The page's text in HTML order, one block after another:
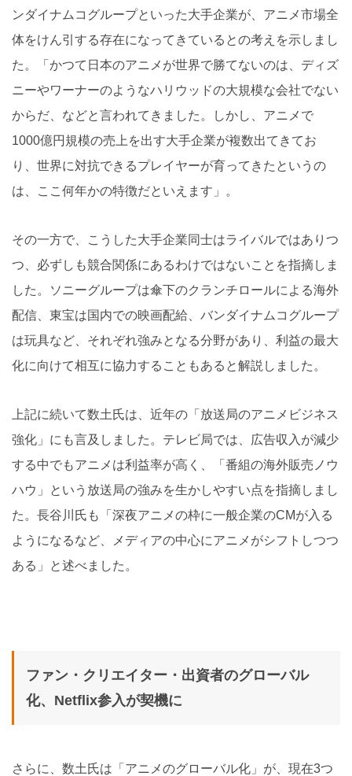
ンダイナムコグループといった大手企業が、アニメ市場全
体をけん引する存在になってきているとの考えを示しまし
た。「かつて日本のアニメが世界で勝てないのは、ディズ
ニーやワーナーのようなハリウッドの大規模な会社でない
からだ、などと言われてきました。しかし、アニメで
1000億円規模の売上を出す大手企業が複数出てきてお
り、世界に対抗できるプレイヤーが育ってきたというの
は、ここ何年かの特徴だといえます」。
その一方で、こうした大手企業同士はライバルではありつ
つ、必ずしも競合関係にあるわけではないことを指摘しま
した。ソニーグループは傘下のクランチロールによる海外
配信、東宝は国内での映画配給、バンダイナムコグループ
は玩具など、それぞれ強みとなる分野があり、利益の最大
化に向けて相互に協力することもあると解説しました。
上記に続いて数土氏は、近年の「放送局のアニメビジネス
強化」にも言及しました。テレビ局では、広告収入が減少
する中でもアニメは利益率が高く、「番組の海外販売ノウ
ハウ」という放送局の強みを生かしやすい点を指摘しまし
た。長谷川氏も「深夜アニメの枠に一般企業のCMが入る
ようになるなど、メディアの中心にアニメがシフトしつつ
ある」と述べました。
ファン・クリエイター・出資者のグローバル
化、Netflix参入が契機に
さらに、数土氏は「アニメのグローバル化」が、現在3つ